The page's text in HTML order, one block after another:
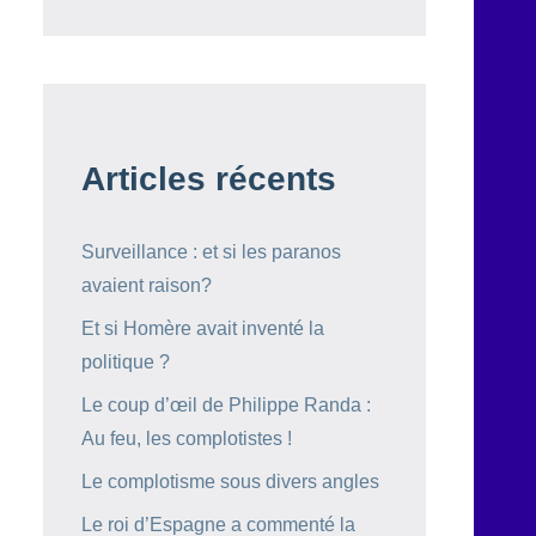
Articles récents
Surveillance : et si les paranos
avaient raison?
Et si Homère avait inventé la
politique ?
Le coup d’œil de Philippe Randa :
Au feu, les complotistes !
Le complotisme sous divers angles
Le roi d’Espagne a commenté la